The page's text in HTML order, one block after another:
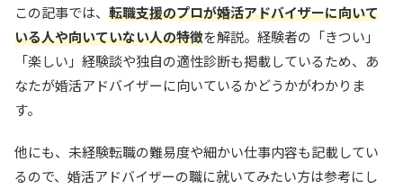
この記事では、 転職支援のプロが婚活アドバイザーに向いて
いる人や向いていない人の特徴を解説。経験者の「きつい」
「楽しい」経験談や独自の適性診断も掲載しているため、あ
なたが婚活アドバイザーに向いているかどうかがわかりま
す。
他にも、未経験転職の難易度や細かい仕事内容も記載してい
るので、婚活アドバイザーの職に就いてみたい方は参考にし